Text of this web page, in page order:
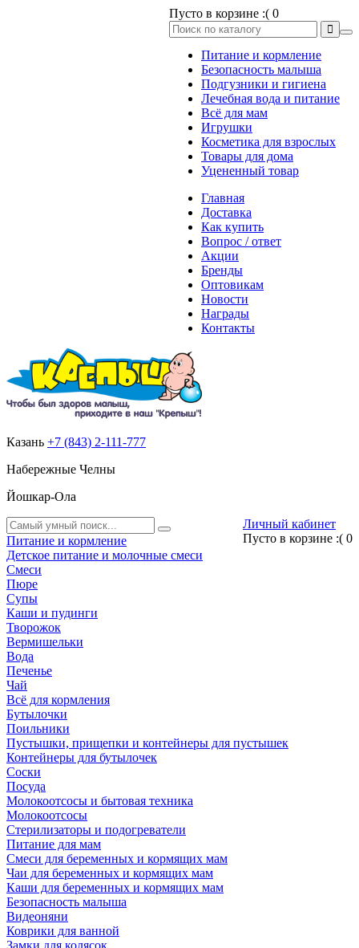
Пусто в корзине :( 0
Питание и кормление
Безопасность малыша
Подгузники и гигиена
Лечебная вода и питание
Всё для мам
Игрушки
Косметика для взрослых
Товары для дома
Уцененный товар
Главная
Доставка
Как купить
Вопрос / ответ
Акции
Бренды
Оптовикам
Новости
Награды
Контакты
Казань +7 (843) 2-111-777
Набережные Челны
Йошкар-Ола
Личный кабинет
Пусто в корзине :( 0
Питание и кормление
Детское питание и молочные смеси
Смеси
Пюре
Супы
Каши и пудинги
Творожок
Вермишельки
Вода
Печенье
Чай
Всё для кормления
Бутылочки
Поильники
Пустышки, прищепки и контейнеры для пустышек
Контейнеры для бутылочек
Соски
Посуда
Молокоотсосы и бытовая техника
Молокоотсосы
Стерилизаторы и подогреватели
Питание для мам
Смеси для беременных и кормящих мам
Чаи для беременных и кормящих мам
Каши для беременных и кормящих мам
Безопасность малыша
Видеоняни
Коврики для ванной
Замки для колясок